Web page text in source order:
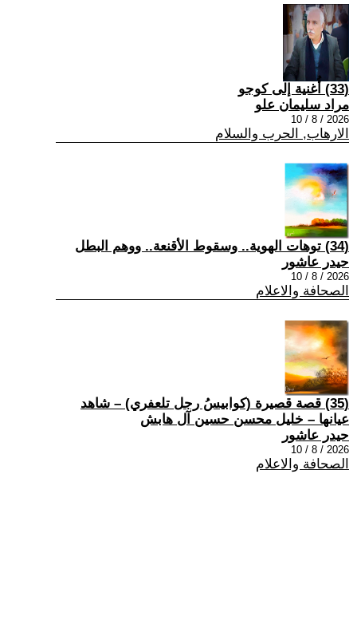
(33) أُغنية إلى كوجو
مراد سليمان علو
2026 / 8 / 10
الارهاب, الحرب والسلام
(34) توهات الهوية.. وسقوط الأقنعة.. ووهم البطل
حيدر عاشور
2026 / 8 / 10
الصحافة والاعلام
(35) قصة قصيرة (كوابيسُ رجل تلعفري) – شاهد
عيانها – خليل محسن حسين آل هابش
حيدر عاشور
2026 / 8 / 10
الصحافة والاعلام